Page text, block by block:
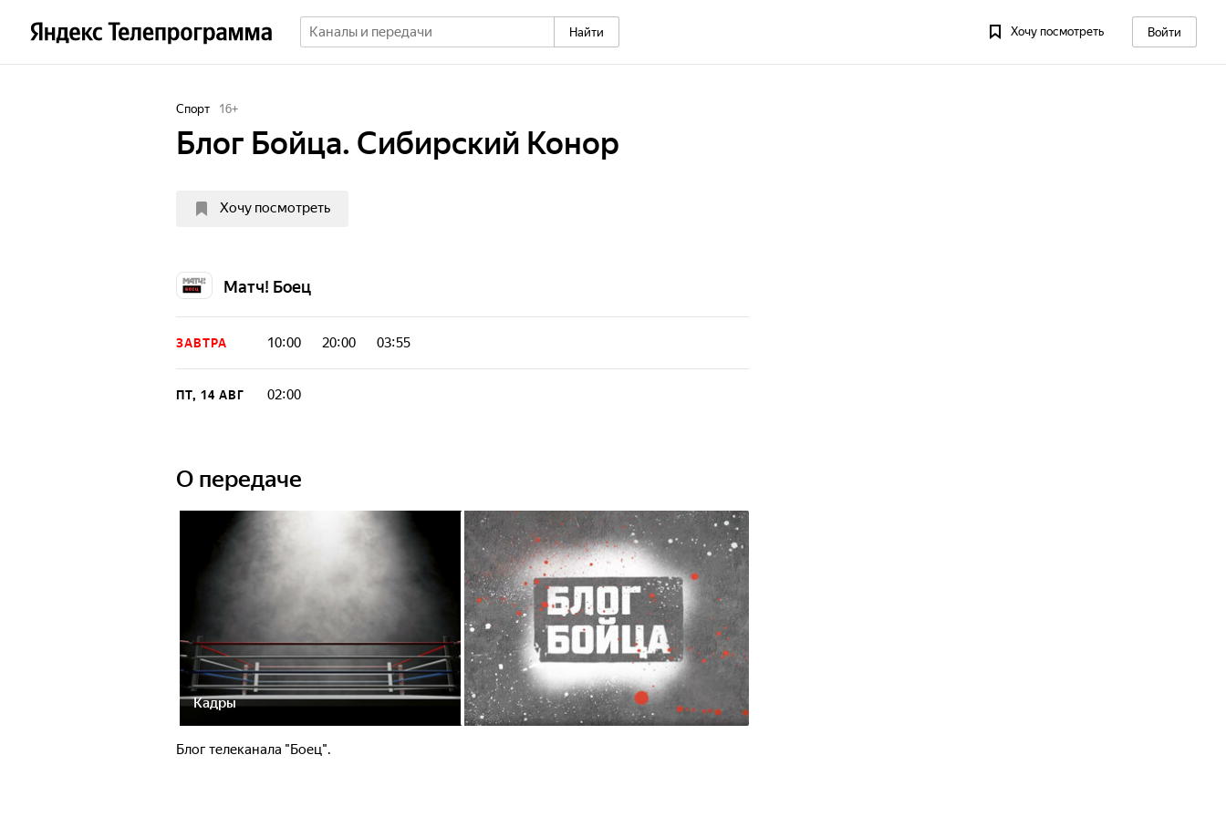
Найти Хочу посмотреть Войти
Спорт 16+
Блог Бойца. Сибирский Конор
Хочу посмотреть
Матч! Боец
ЗАВТРА 10:00 20:00 03:55
ПТ, 14 АВГ 02:00
О передаче
Кадры
Блог телеканала "Боец".